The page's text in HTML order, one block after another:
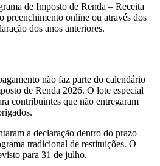
de Imposto de Renda – Receita
preenchimento online ou através dos
dos anos anteriores.
não faz parte do calendário
de Renda 2026. O lote especial
contribuintes que não entregaram
a declaração dentro do prazo
tradicional de restituições. O
para 31 de julho.